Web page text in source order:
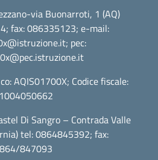
via Buonarroti, 1 (AQ)
fax: 086335123; e-mail:
; pec:
AQIS01700X; Codice fiscale:
Di Sangro – Contrada Valle
tel: 0864845392; fax:
847093